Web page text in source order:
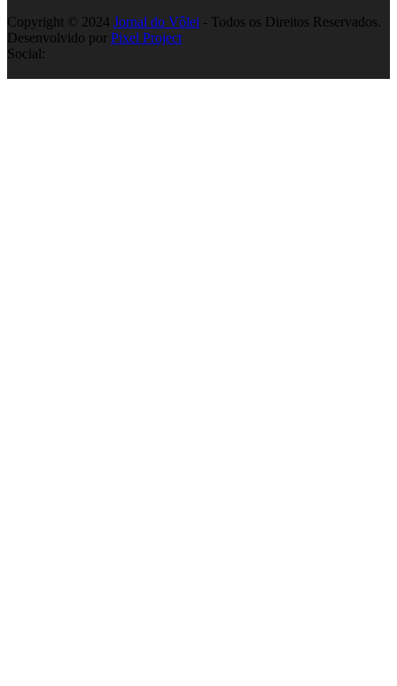
Copyright © 2024 Jornal do Vôlei - Todos os Direitos Reservados.
Desenvolvido por Pixel Project
Social: